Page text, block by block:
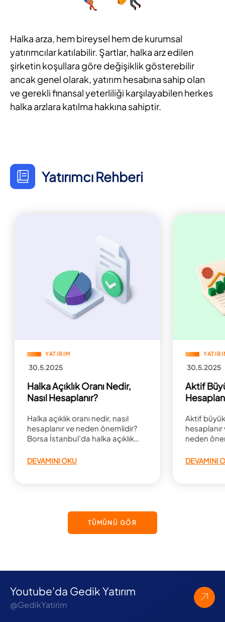
Halka arza, hem bireysel hem de kurumsal
yatırımcılar katılabilir. Şartlar, halka arz edilen
şirketin koşullara göre değişiklik gösterebilir
ancak genel olarak, yatırım hesabına sahip olan
ve gerekli finansal yeterliliği karşılayabilen herkes
halka arzlara katılma hakkına sahiptir.
Yatırımcı Rehberi
YATIRIM
30.5.2025
Halka Açıklık Oranı Nedir,
Nasıl Hesaplanır?
Halka açıklık oranı nedir, nasıl
hesaplanır ve neden önemlidir?
Borsa İstanbul’da halka açıklık
DEVAMINI OKU
30.5.2025
Aktif
Aktif
neden
öğrenin!
DEVAMINI
TÜMÜNÜ GÖR
Youtube'da Gedik Yatırım
@GedikYatirim